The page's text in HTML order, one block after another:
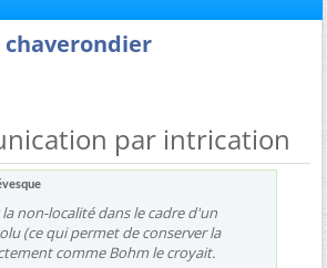
chaverondier
par intrication
la non-localité dans le cadre d'un
(ce qui permet de conserver la
comme Bohm le croyait.